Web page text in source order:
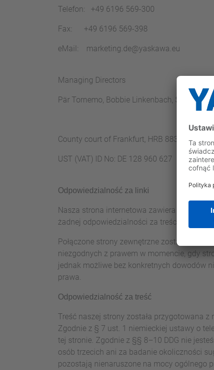
Telefon: +49 6196 569-300
Fax: +49 6196 569-398
eMail: marketing.de@yaskawa.eu
Managing Directors
Pär Tornemo, Bobbie Linkenbach, Sibel
County court of Frankfurt, HRB 88369
UST (VAT) ID No: DE 128 960 627
Odpowiedzialność za linki
Nasza strona internetowa zawiera linki do
żadnej odpowiedzialności za treści na
Połączone strony zewnętrzne zostały
niezgodnych z prawem w momencie, gdy
jednak możliwe bez konkretnych dowodów
prawa.
Odpowiedzialność za treść
Treść naszej strony została przygotowana
Zgodnie z § 7 ust. 1 niemieckiej ustawy o
tej stronie. Zgodnie z §§ 8–10 DDG nie
osób trzecich ani za badanie okoliczności
pozostają nienaruszone na mocy ogólnego